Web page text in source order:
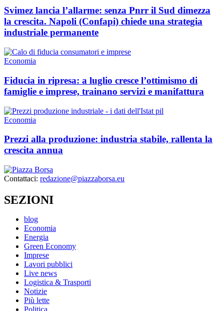
Svimez lancia l’allarme: senza Pnrr il Sud dimezza
la crescita. Napoli (Confapi) chiede una strategia
industriale permanente
Economia
Fiducia in ripresa: a luglio cresce l’ottimismo di
famiglie e imprese, trainano servizi e manifattura
Economia
Prezzi alla produzione: industria stabile, rallenta la
crescita annua
Contattaci: redazione@piazzaborsa.eu
SEZIONI
blog
Economia
Energia
Green Economy
Imprese
Lavori pubblici
Live news
Logistica & Trasporti
Notizie
Più lette
Politica